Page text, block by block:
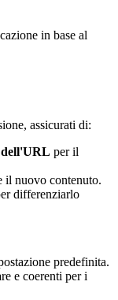
in base al
assicurati di:
per il
il nuovo contenuto.
differenziarlo
predefinita.
e coerenti per i